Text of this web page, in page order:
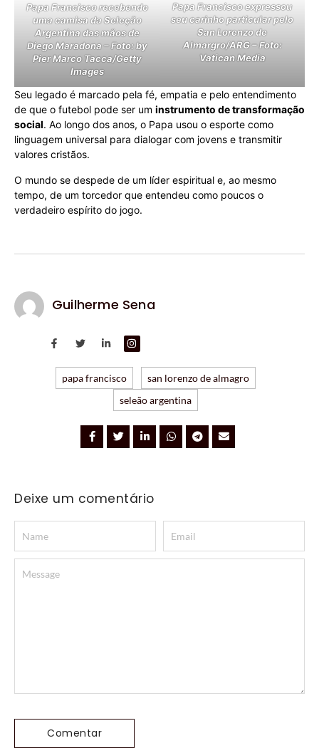
Papa Francisco recebendo
uma camisa da Seleção
Argentina das mãos de
Diego Maradona – Foto: by
Pier Marco Tacca/Getty
Images
Papa Francisco expressou
seu carinho particular pelo
San Lorenzo de
Almargro/ARG – Foto:
Vatican Media
Seu legado é marcado pela fé, empatia e pelo entendimento
de que o futebol pode ser um instrumento de transformação
social. Ao longo dos anos, o Papa usou o esporte como
linguagem universal para dialogar com jovens e transmitir
valores cristãos.
O mundo se despede de um líder espiritual e, ao mesmo
tempo, de um torcedor que entendeu como poucos o
verdadeiro espírito do jogo.
Guilherme Sena
papa francisco
san lorenzo de almagro
seleão argentina
Deixe um comentário